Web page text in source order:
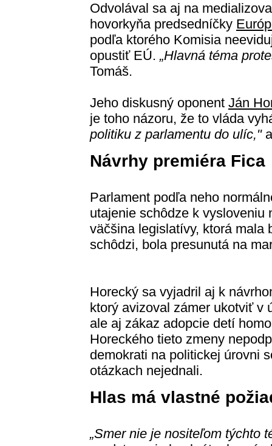
Odvolával sa aj na
hovorkyňa predsedníčky
podľa ktorého Komisia
opustiť EÚ. „Hlavná téma
Tomáš.
Jeho diskusný oponent Ján
je toho názoru, že to vláda
politiku z parlamentu do ulíc,"
Návrhy premiéra Fica
Parlament podľa neho
utajenie schôdze k vysloveniu
väčšina legislatívy, ktorá mala
schôdzi, bola presunutá na
Horecký sa vyjadril aj k
ktorý avizoval zámer ukotviť v
ale aj zákaz adopcie detí
Horeckého tieto zmeny
demokrati na politickej úrovni
otázkach nejednali.
Hlas má vlastné
„Smer nie je nositeľom týchto